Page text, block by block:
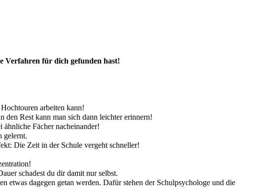
Verfahren für dich gefunden hast!
arbeiten kann!
Rest kann man sich dann leichter erinnern!
Fächer nacheinander!
gelernt.
Die Zeit in der Schule vergeht schneller!
schadest du dir damit nur selbst.
etwas dagegen getan werden. Dafür stehen der Schulpsychologe und die